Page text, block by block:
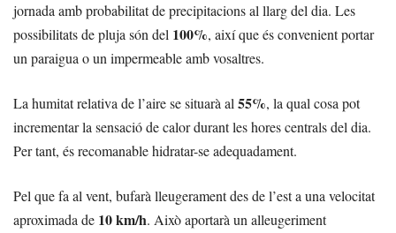
jornada amb probabilitat de precipitacions al llarg del dia. Les
possibilitats de pluja són del 100%, així que és convenient portar
un paraigua o un impermeable amb vosaltres.
La humitat relativa de l’aire se situarà al55%, la qual cosa pot
incrementar la sensació de calor durant les hores centrals del dia.
Per tant, és recomanable hidratar-se adequadament.
Pel que fa al vent, bufarà lleugerament des de l’est a una velocitat
aproximada de 10 km/h. Això aportarà un alleugeriment